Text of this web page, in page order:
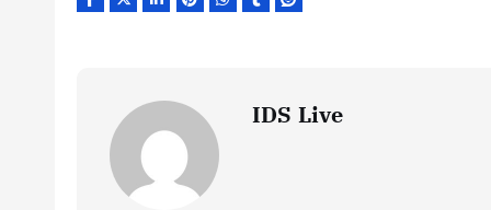
IDS Live